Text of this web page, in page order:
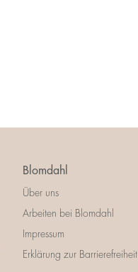
Blomdahl
Über uns
Arbeiten bei Blomdahl
Impressum
Erklärung zur Barrierefreiheit